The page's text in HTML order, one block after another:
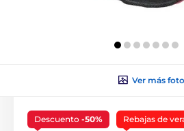
Ver más
Descuento -50% Rebajas de